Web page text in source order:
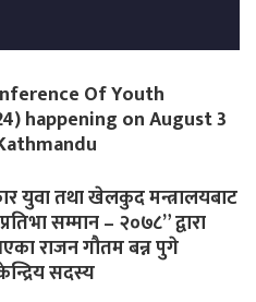
Of Youth
happening on August 3
युवा तथा खेलकुद मन्त्रालयबाट
प्रतिभा सम्मान – २०७८” द्वारा
राजन गौतम बन्न पुगे
सदस्य